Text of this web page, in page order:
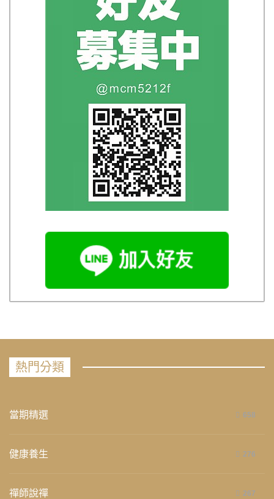
熱門分類
當期精選 658
健康養生 276
禪師說禪 267